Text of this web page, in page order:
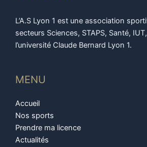
L’A.S Lyon 1 est une association
secteurs Sciences, STAPS, Santé,
l’université Claude Bernard Lyon 1.
MENU
Accueil
Nos sports
Prendre ma licence
Actualités